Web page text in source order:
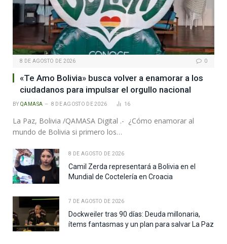
8 DE AGOSTO DE 2026 0
«Te Amo Bolivia» busca volver a enamorar a los
ciudadanos para impulsar el orgullo nacional
BY QAMASA 8 DE AGOSTO DE 2026 16
La Paz, Bolivia /QAMASA Digital .- ¿Cómo enamorar al
mundo de Bolivia si primero los…
8 DE AGOSTO DE 2026
Camil Zerda representará a Bolivia en el
Mundial de Coctelería en Croacia
7 DE AGOSTO DE 2026
Dockweiler tras 90 días: Deuda millonaria,
ítems fantasmas y un plan para salvar La Paz